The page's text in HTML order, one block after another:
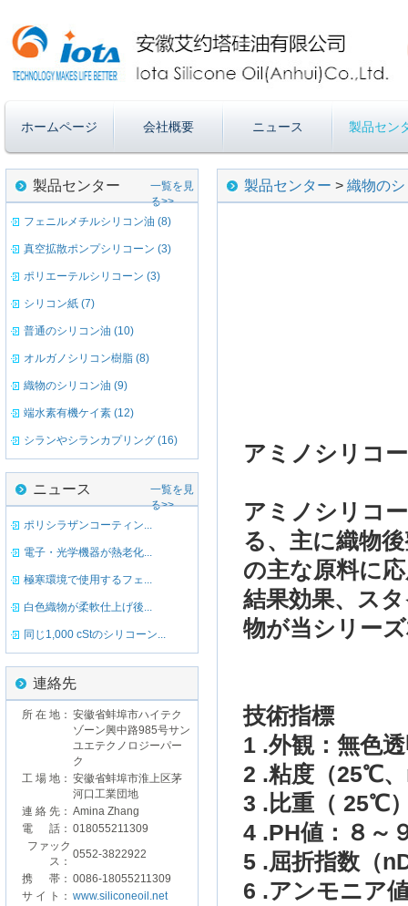
ホームページ 会社概要 ニュース 製品セン
製品センター
一覧を見
る>>
フェニルメチルシリコン油 (8)
真空拡散ポンプシリコーン (3)
ポリエーテルシリコーン (3)
シリコン紙 (7)
普通のシリコン油 (10)
オルガノシリコン樹脂 (8)
織物のシリコン油 (9)
端水素有機ケイ素 (12)
シランやシランカプリング (16)
ニュース
一覧を見
る>>
ポリシラザンコーティン...
電子・光学機器が熱老化...
極寒環境で使用するフェ...
白色織物が柔軟仕上げ後...
同じ1,000 cStのシリコーン...
連絡先
所 在 地： 安徽省蚌埠市ハイテク
ゾーン興中路985号サン
ユエテクノロジーパー
ク
工 場 地： 安徽省蚌埠市淮上区茅
河口工業団地
連 絡 先： Amina Zhang
電 話： 018055211309
ファック
ス：
0552-3822922
携 帯： 0086-18055211309
サ イ ト： www.siliconeoil.net
製品センター >織物の
アミノ シリコ
アミノ シリコ
る、主に織物
の主な原料に
結果効果、ス
物が当シリー
技術指標
1 .外観：無色
2 .粘度 （25℃、
3 . 比重 （ 25℃
4 .PH値 ： ８～
5 .屈折指数（
6 .アンモニア